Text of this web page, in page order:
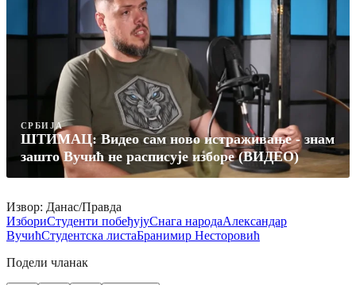
СРБИЈА
ШТИМАЦ: Видео сам ново истраживање - знам
зашто Вучић не расписује изборе (ВИДЕО)
Извор: Данас/Правда
ИзбориСтуденти побеђујуСнага народаАлександар
ВучићСтудентска листаБранимир Несторовић
Подели чланак